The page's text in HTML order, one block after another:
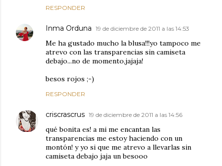
RESPONDER
Inma Orduna 19 de diciembre de 2011 a las 14:53
Me ha gustado mucho la blusa!!!yo tampoco me
atrevo con las transparencias sin camiseta
debajo...no de momento,jajaja!
besos rojos ;-)
RESPONDER
criscrascrus 19 de diciembre de 2011 a las 14:56
qué bonita es! a mi me encantan las
transparencias me estoy haciendo con un
montón! y yo si que me atrevo a llevarlas sin
camiseta debajo jaja un besooo